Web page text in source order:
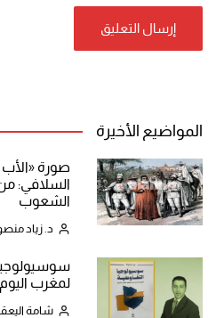
المواضيع الأخيرة
صورة «الأب
السلافي: من
الشعوب
د. زياد
سوسيولوجيا
لمغرب اليوم
شامة